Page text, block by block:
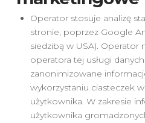
Operator stosuje analizę
stronie, poprzez Google
siedzibą w USA). Operator
operatora tej usługi
zanonimizowane
wykorzystaniu ciasteczek
użytkownika. W zakresie
użytkownika